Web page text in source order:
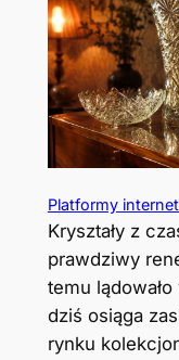
Platformy
Kryształy z
prawdziwy
temu
dziś osiąga
rynku